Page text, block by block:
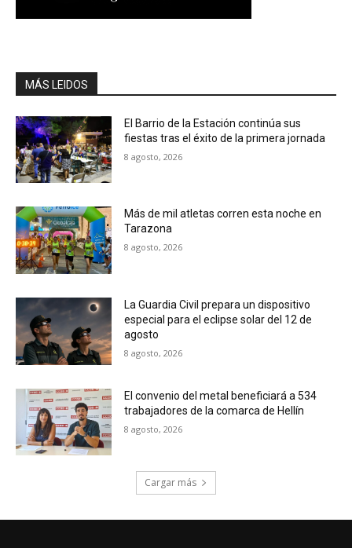
MÁS LEIDOS
El Barrio de la Estación continúa sus
fiestas tras el éxito de la primera jornada
8 agosto, 2026
Más de mil atletas corren esta noche en
Tarazona
8 agosto, 2026
La Guardia Civil prepara un dispositivo
especial para el eclipse solar del 12 de
agosto
8 agosto, 2026
El convenio del metal beneficiará a 534
trabajadores de la comarca de Hellín
8 agosto, 2026
Cargar más